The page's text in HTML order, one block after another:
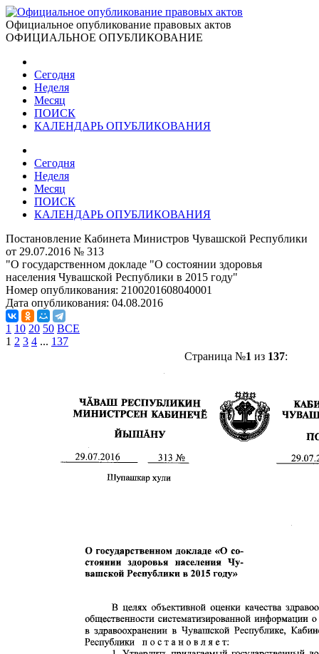
Официальное опубликование правовых актов
ОФИЦИАЛЬНОЕ ОПУБЛИКОВАНИЕ
Сегодня
Неделя
Месяц
ПОИСК
КАЛЕНДАРЬ ОПУБЛИКОВАНИЯ
Сегодня
Неделя
Месяц
ПОИСК
КАЛЕНДАРЬ ОПУБЛИКОВАНИЯ
Постановление Кабинета Министров Чувашской Республики
от 29.07.2016 № 313
"О государственном докладе "О состоянии здоровья
населения Чувашской Республики в 2015 году"
Номер опубликования: 2100201608040001
Дата опубликования: 04.08.2016
1 10 20 50 ВСЕ
1 2 3 4 ... 137
Страница №1 из 137: